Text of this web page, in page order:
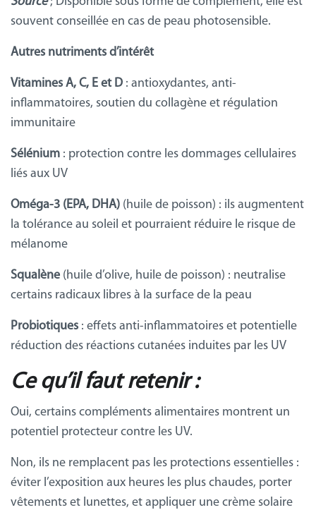
souvent conseillée en cas de peau photosensible.
Autres nutriments d’intérêt
Vitamines A, C, E et D : antioxydantes, anti-
inflammatoires, soutien du collagène et régulation
immunitaire
Sélénium : protection contre les dommages cellulaires
liés aux UV
Oméga-3 (EPA, DHA) (huile de poisson) : ils augmentent
la tolérance au soleil et pourraient réduire le risque de
mélanome
Squalène (huile d’olive, huile de poisson) : neutralise
certains radicaux libres à la surface de la peau
Probiotiques : effets anti-inflammatoires et potentielle
réduction des réactions cutanées induites par les UV
Ce qu’il faut retenir :
Oui, certains compléments alimentaires montrent un
potentiel protecteur contre les UV.
Non, ils ne remplacent pas les protections essentielles :
éviter l’exposition aux heures les plus chaudes, porter
vêtements et lunettes, et appliquer une crème solaire